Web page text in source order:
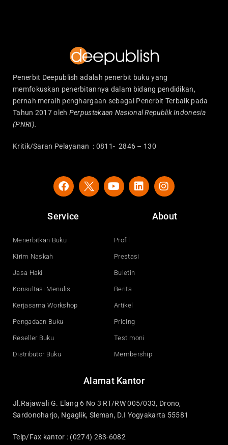
Penerbit Deepublish adalah penerbit buku yang
memfokuskan penerbitannya dalam bidang pendidikan,
pernah meraih penghargaan sebagai Penerbit Terbaik pada
Tahun 2017 oleh Perpustakaan Nasional Republik Indonesia
(PNRI).
Kritik/Saran Pelayanan : 0811- 2846 – 130
F
a
e
b
o
Y
o
e
L
i
n
I
n
t
a
Service
Menerbitkan Buku
Kirim Naskah
Jasa Haki
Konsultasi Menulis
Kerjasama Workshop
Pengadaan Buku
Reseller Buku
Distributor Buku
About
Profil
Prestasi
Buletin
Berita
Artikel
Pricing
Testimoni
Membership
Alamat Kantor
Jl.Rajawali G. Elang 6 No 3 RT/RW 005/033, Drono,
Sardonoharjo, Ngaglik, Sleman, D.I Yogyakarta 55581
Telp/Fax kantor : (0274) 283-6082